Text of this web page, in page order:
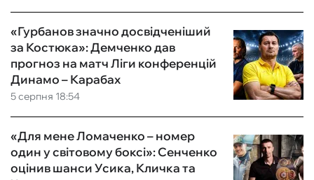
5 серпня 18:54
«Гурбанов значно досвідченіший
за Костюка»: Демченко дав
прогноз на матч Ліги конференцій
Динамо – Карабах
«Для мене Ломаченко – номер
один у світовому боксі»: Сенченко
оцінив шанси Усика, Кличка та